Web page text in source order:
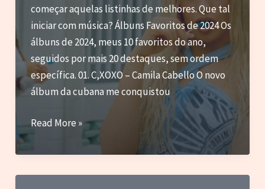
Todo
Ano
(e
Nem
Deveriam)
começar aquelas listinhas de melhores. Que tal
iniciar com música? Álbuns Favoritos de 2024 Os
álbuns de 2024, meus 10 favoritos do ano,
seguidos por mais 20 destaques, sem ordem
específica. 01. C,XOXO – Camila Cabello O novo
álbum da cubana me conquistou
Blog
Marc
–
Read More »